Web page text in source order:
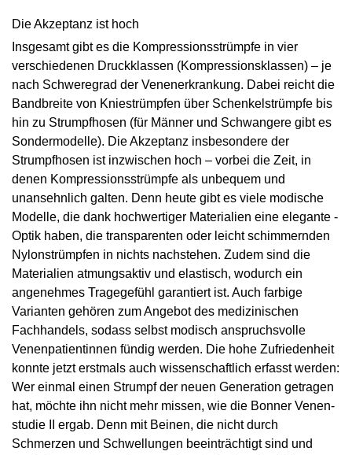
Die Akzeptanz ist hoch
Insgesamt gibt es die Kompressionsstrümpfe in vier
verschiedenen Druckklassen (Kompressionsklassen) – je
nach Schweregrad der Venenerkrankung. Dabei reicht die
Bandbreite von Kniestrümpfen über Schenkelstrümpfe bis
hin zu Strumpfhosen (für Männer und Schwangere gibt es
Sondermodelle). Die Akzeptanz insbesondere der
Strumpfhosen ist inzwischen hoch – vorbei die Zeit, in
denen Kompressionsstrümpfe als unbequem und
unansehnlich galten. Denn heute gibt es viele modische
Modelle, die dank hochwertiger Materialien eine elegante ­
Optik haben, die transparenten oder leicht schimmernden
Nylonstrümpfen in nichts nachstehen. Zudem sind die
Materialien atmungsaktiv und elastisch, wodurch ein
angenehmes Tragegefühl garantiert ist. Auch farbige
Varianten gehören zum Angebot des medizinischen
Fachhandels, sodass selbst modisch anspruchsvolle
Venenpatientinnen fündig werden. Die hohe Zufriedenheit
konnte jetzt erstmals auch wissenschaftlich erfasst werden:
Wer einmal einen Strumpf der neuen Generation getragen
hat, möchte ihn nicht mehr missen, wie die ­Bonner Venen­
studie II ergab. Denn mit Beinen, die nicht durch
Schmerzen und Schwellungen beeinträchtigt sind und